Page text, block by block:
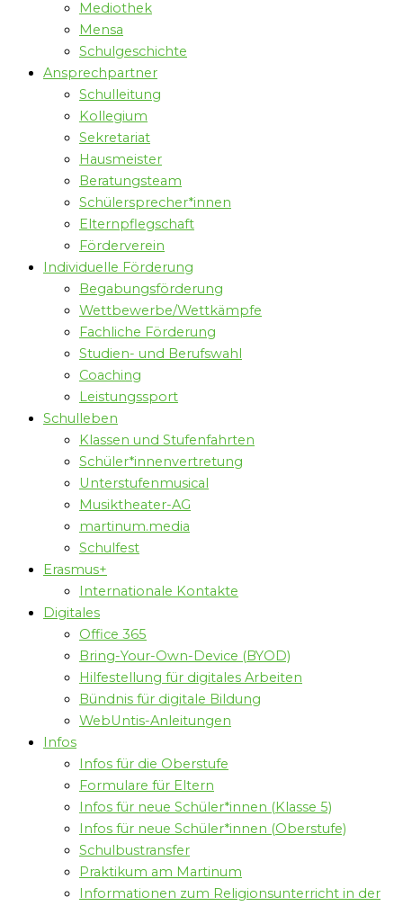
Mediothek
Mensa
Schulgeschichte
Ansprechpartner
Schulleitung
Kollegium
Sekretariat
Hausmeister
Beratungsteam
Schülersprecher*innen
Elternpflegschaft
Förderverein
Individuelle Förderung
Begabungsförderung
Wettbewerbe/Wettkämpfe
Fachliche Förderung
Studien- und Berufswahl
Coaching
Leistungssport
Schulleben
Klassen und Stufenfahrten
Schüler*innenvertretung
Unterstufenmusical
Musiktheater-AG
martinum.media
Schulfest
Erasmus+
Internationale Kontakte
Digitales
Office 365
Bring-Your-Own-Device (BYOD)
Hilfestellung für digitales Arbeiten
Bündnis für digitale Bildung
WebUntis-Anleitungen
Infos
Infos für die Oberstufe
Formulare für Eltern
Infos für neue Schüler*innen (Klasse 5)
Infos für neue Schüler*innen (Oberstufe)
Schulbustransfer
Praktikum am Martinum
Informationen zum Religionsunterricht in der